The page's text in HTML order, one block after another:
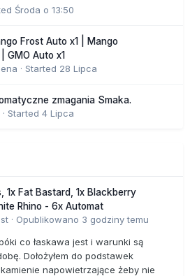
Środa o 13:50
Frost Auto x1 | Mango
GMO Auto x1
· Started 28 Lipca
zmagania Smaka.
· Started 4 Lipca
1x Fat Bastard, 1x Blackberry
Rhino - 6x Automat
· Opublikowano 3 godziny temu
co łaskawa jest i warunki są
Dołożyłem do podstawek
napowietrzające żeby nie